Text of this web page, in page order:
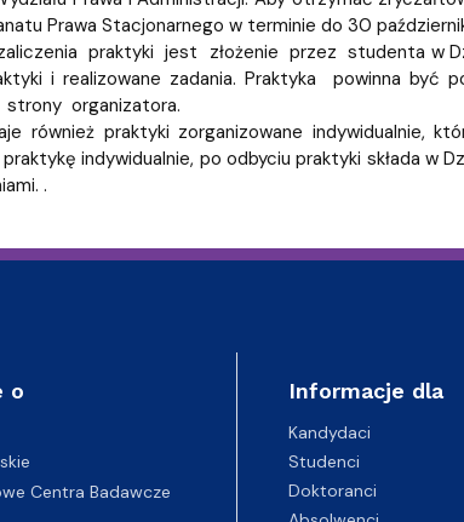
Prawa Stacjonarnego w terminie do 30
praktyki jest złożenie przez studenta w
i realizowane zadania. Praktyka powinna
organizatora.
również praktyki zorganizowane
indywidualnie, po odbyciu praktyki składa
.
o
Centra Badawcze
Informacje dla
Kandydaci
Studenci
Doktoranci